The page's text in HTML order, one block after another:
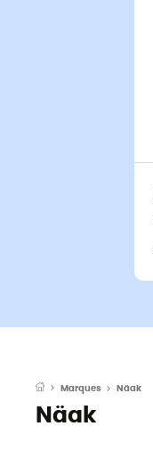
Marques Näak
Näak